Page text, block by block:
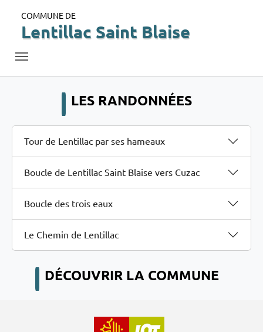
COMMUNE DE
Lentillac Saint Blaise
LES RANDONNÉES
Tour de Lentillac par ses hameaux
Boucle de Lentillac Saint Blaise vers Cuzac
Boucle des trois eaux
Le Chemin de Lentillac
DÉCOUVRIR LA COMMUNE